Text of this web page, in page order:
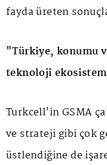
fayda üreten
"Türkiye, konumu
teknoloji
Turkcell'in GSMA
ve strateji gibi çok
üstlendiğine de